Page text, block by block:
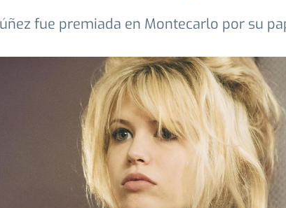
fue premiada en Montecarlo por su